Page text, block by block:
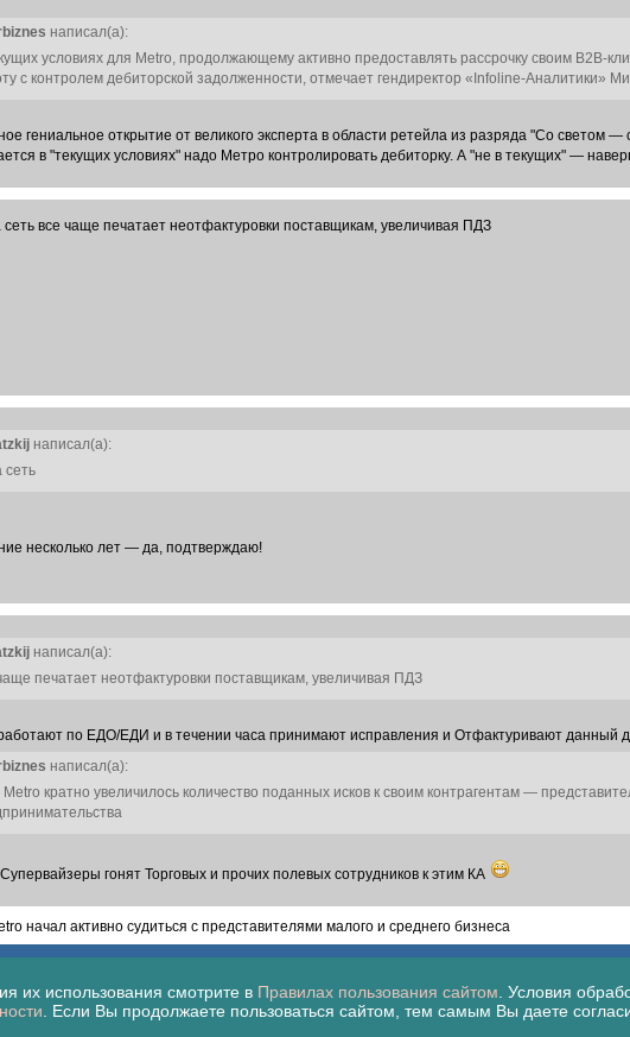
их использования смотрите в Правилах пользования сайтом . Условия
. Если Вы продолжаете пользоваться сайтом, тем самым Вы даете
написал(а):
условиях для Metro, продолжающему активно предоставлять рассрочку своим B2B-
с контролем дебиторской задолженности, отмечает гендиректор «Infoline-Аналитики»
гениальное открытие от великого эксперта в области ретейла из разряда "Со светом —
в "текущих условиях" надо Метро контролировать дебиторку. А "не в текущих" —
все чаще печатает неотфактуровки поставщикам, увеличивая ПДЗ
написал(а):
сеть
несколько лет — да, подтверждаю!
написал(а):
печатает неотфактуровки поставщикам, увеличивая ПДЗ
по ЕДО/ЕДИ и в течении часа принимают исправления и Отфактуривают данный
написал(а):
Metro кратно увеличилось количество поданных исков к своим контрагентам —
гонят Торговых и прочих полевых сотрудников к этим КА
начал активно судиться с представителями малого и среднего бизнеса
FoodMarkets.ru © 2008−2024Пользовательское